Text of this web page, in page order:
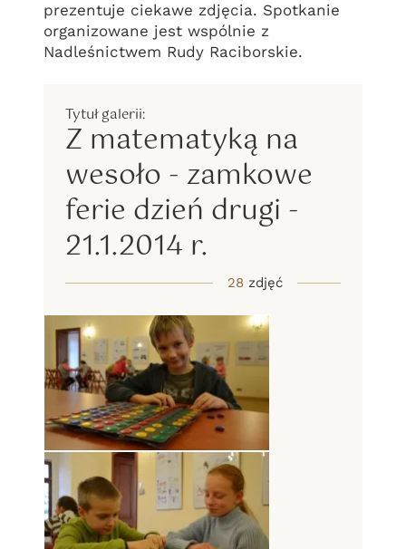
prezentuje ciekawe zdjęcia. Spotkanie
organizowane jest wspólnie z
Nadleśnictwem Rudy Raciborskie.
Z matematyką na
wesoło - zamkowe
ferie dzień drugi -
21.1.2014 r.
28 zdjęć